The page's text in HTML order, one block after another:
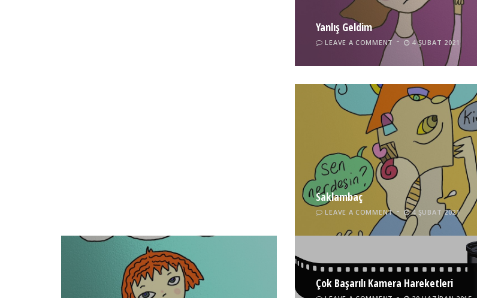
Yanlış Geldim
LEAVE A COMMENT 4 ŞUBAT 2021
Saklambaç
LEAVE A COMMENT 4 ŞUBAT 2021
Çok Başarılı Kamera Hareketleri